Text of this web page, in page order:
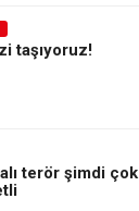
taşıyoruz!
terör şimdi çok